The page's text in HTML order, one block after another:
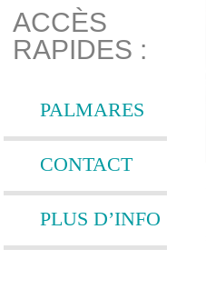
ACCÈS
RAPIDES :
PALMARES
CONTACT
PLUS D’INFO